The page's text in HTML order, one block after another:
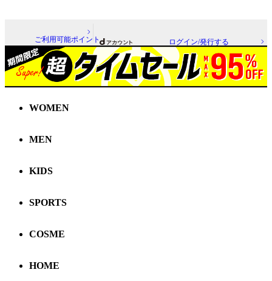
ご利用可能ポイント ログイン/発行する
WOMEN
MEN
KIDS
SPORTS
COSME
HOME